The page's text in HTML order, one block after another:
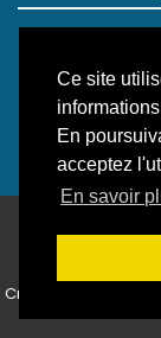
Ce site
En
acceptez
En savoir
Créé et hébergé par